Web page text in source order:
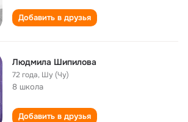
Добавить в друзья
Людмила Шипилова
72 года, Шу (Чу)
8 школа
Добавить в друзья